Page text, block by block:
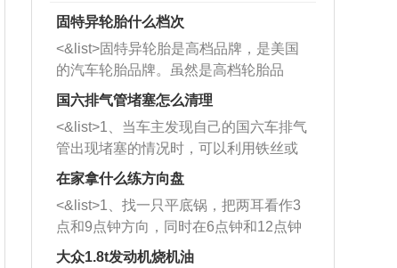
固特异轮胎什么档次
<&list>固特异轮胎是高档品牌，是美国
的汽车轮胎品牌。虽然是高档轮胎品
牌，但是中高低端的轮胎都有生产，这
也是为了更好的开拓市场。
国六排气管堵塞怎么清理
<&list>1、当车主发现自己的国六车排气
管出现堵塞的情况时，可以利用铁丝或
者是细棍，直接将杂物给取出来，如果
堵塞情况比较严重，也可以采取应急措
施。 <&list>2、直接利用木棍将所有的
杂物推到排气管里面的位置处，然后将
三元催化器拆解开，就可以将堵塞的东
在家拿什么练方向盘
<&list>1、找一只平底锅，把两耳看作3
点和9点钟方向，同时在6点钟和12点钟
方向做一个标记。 <&list>2、双手握住
大众1.8t发动机烧机油